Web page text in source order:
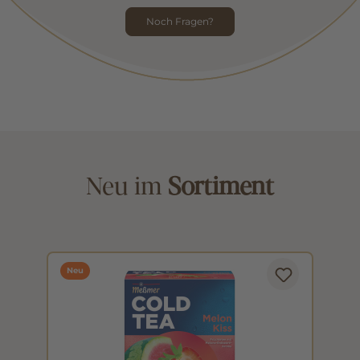
Noch Fragen?
Neu im Sortiment
Neu